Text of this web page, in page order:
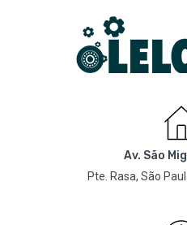
Av. São
Pte. Rasa, São